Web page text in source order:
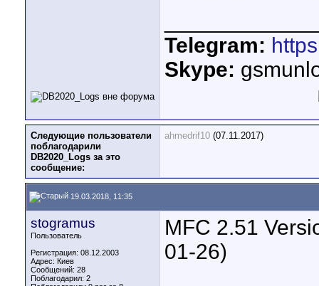
Telegram:
Skype:
Следующие пользователи
поблагодарили
DB2020_Logs за это
сообщение:
ahmedrif10 (07.11.2017)
19.03.2018, 11:35
stogramus
Пользователь
Регистрация: 08.12.2003
Адрес: Киев
Сообщений: 28
Поблагодарил: 2
MFC 2.51
01-26)